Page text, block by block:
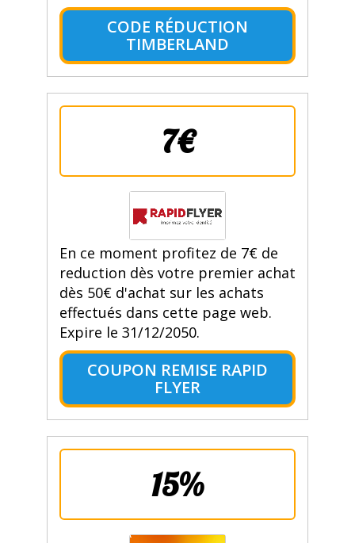
CODE RÉDUCTION
TIMBERLAND
7€
En ce moment profitez de 7€ de
reduction dès votre premier achat
dès 50€ d'achat sur les achats
effectués dans cette page web.
Expire le 31/12/2050.
COUPON REMISE RAPID
FLYER
15%